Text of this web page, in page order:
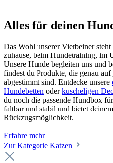
Alles für deinen
Das Wohl unserer Vierbeiner
zuhause, beim Hundetraining, im
Unsere Hunde begleiten uns und
findest du Produkte, die genau auf
abgestimmt sind. Entdecke unsere
Hundebetten oderkuscheligen
du noch die passende Hundbox
faltbar und stabil und bietet
Rückzugsmöglichkeit.
Erfahre mehr
Zur Kategorie Katzen